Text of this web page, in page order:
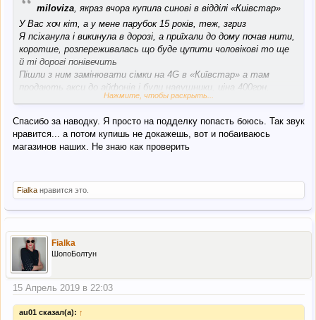
miloviza, якраз вчора купила синові в відділі «Киівстар»
У Вас хоч кіт, а у мене парубок 15 років, теж, згриз
Я псіханула і викинула в дорозі, а приїхали до дому почав нити,
коротше, розпереживалась що буде цупити чоловікові то ще
й ті дорогі понівечить
Пішли з ним замінювати сімки на 4G в «Київстар» а там
продають акси до айфонів і були навушники, ціна 400грн.
Я так подумала, на Ебей 10-15дол різниця в ціні невелика
Нажмите, чтобы раскрыть...
Спасибо за наводку. Я просто на подделку попасть боюсь. Так звук
нравится... а потом купишь не докажешь, вот и побаиваюсь
магазинов наших. Не знаю как проверить
Fialka нравится это.
Fialka
ШопоБолтун
15 Апрель 2019 в 22:03
au01 сказал(а): ↑